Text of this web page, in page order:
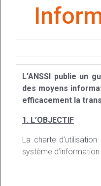
L’ANSSI publie un
des moyens
efficacement la
1. L’OBJECTIF
La charte
système